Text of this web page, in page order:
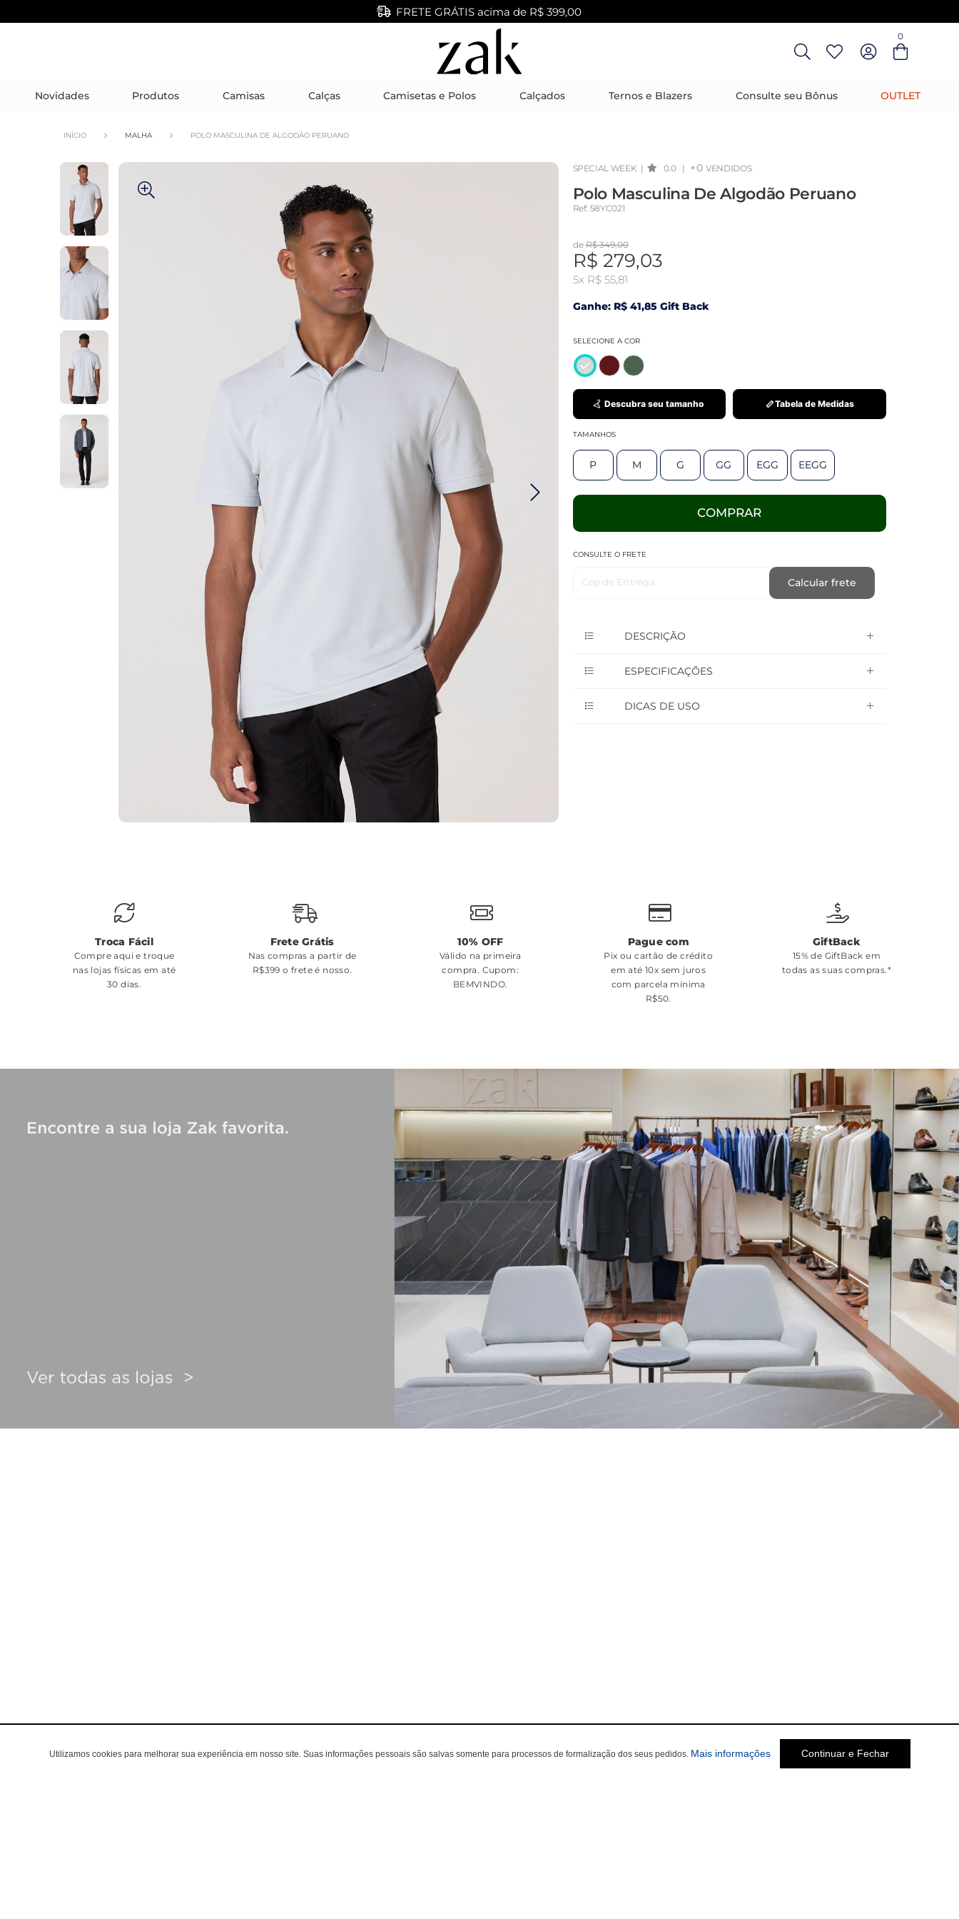
Entre com email ou cpf/cnpj
FRETE GRÁTIS acima de R$ 399,00
0
Novidades Produtos Camisas Calças Camisetas e Polos Calçados Ternos e Blazers Consulte seu Bônus OUTLET
INÍCIO MALHA POLO MASCULINA DE ALGODÃO PERUANO
SPECIAL WEEK | 0.0 | +0 VENDIDOS
Polo Masculina De Algodão Peruano
Ref: 58YC021
deR$ 349,00
R$ 279,03
5x R$ 55,81
Ganhe: R$ 41,85 Gift Back
SELECIONE A COR
Descubra seu tamanho Tabela de Medidas
TAMANHOS
P M G GG EGG EEGG
COMPRAR
CONSULTE O FRETE
Cep de Entrega Calcular frete
DESCRIÇÃO
ESPECIFICAÇÕES
DICAS DE USO
Troca Fácil
Compre aqui e troque
nas lojas físicas em até
30 dias.
Frete Grátis
Nas compras a partir de
R$399 o frete é nosso.
10% OFF
Válido na primeira
compra. Cupom:
BEMVINDO.
Pague com
Pix ou cartão de crédito
em até 10x sem juros
com parcela mínima
R$50.
GiftBack
15% de GiftBack em
todas as suas compras.*
Utilizamos cookies para melhorar sua experiência em nosso site. Suas informações pessoais são salvas somente para processos de formalização dos seus pedidos. Mais informações Continuar e Fechar